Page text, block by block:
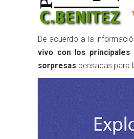
De acuerdo a la
vivo con los principales
sorpresas pensadas para